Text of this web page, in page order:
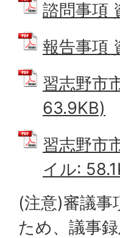
諮問事項
報告事項
習志野市
63.9KB)
習志野市
イル:
(注意)審議
ため、議事